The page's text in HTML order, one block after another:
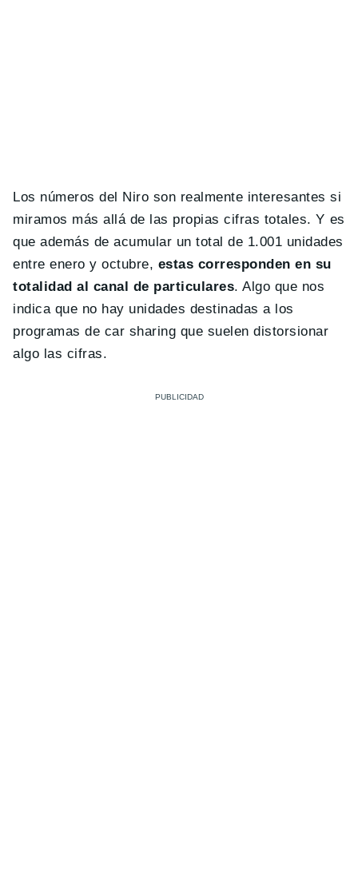
Los números del Niro son realmente interesantes si
miramos más allá de las propias cifras totales. Y es
que además de acumular un total de 1.001 unidades
entre enero y octubre, estas corresponden en su
totalidad al canal de particulares. Algo que nos
indica que no hay unidades destinadas a los
programas de car sharing que suelen distorsionar
algo las cifras.